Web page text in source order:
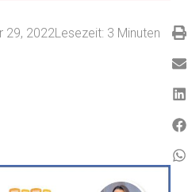
29, 2022Lesezeit: 3 Minuten